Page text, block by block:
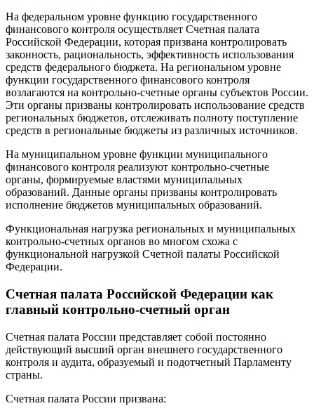
На федеральном уровне функцию государственного
финансового контроля осуществляет Счетная палата
Российской Федерации, которая призвана контролировать
законность, рациональность, эффективность использования
средств федерального бюджета. На региональном уровне
функции государственного финансового контроля
возлагаются на контрольно-счетные органы субъектов России.
Эти органы призваны контролировать использование средств
региональных бюджетов, отслеживать полноту поступление
средств в региональные бюджеты из различных источников.
На муниципальном уровне функции муниципального
финансового контроля реализуют контрольно-счетные
органы, формируемые властями муниципальных
образований. Данные органы призваны контролировать
исполнение бюджетов муниципальных образований.
Функциональная нагрузка региональных и муниципальных
контрольно-счетных органов во многом схожа с
функциональной нагрузкой Счетной палаты Российской
Федерации.
Счетная палата Российской Федерации как
главный контрольно-счетный орган
Счетная палата России представляет собой постоянно
действующий высший орган внешнего государственного
контроля и аудита, образуемый и подотчетный Парламенту
страны.
Счетная палата России призвана: